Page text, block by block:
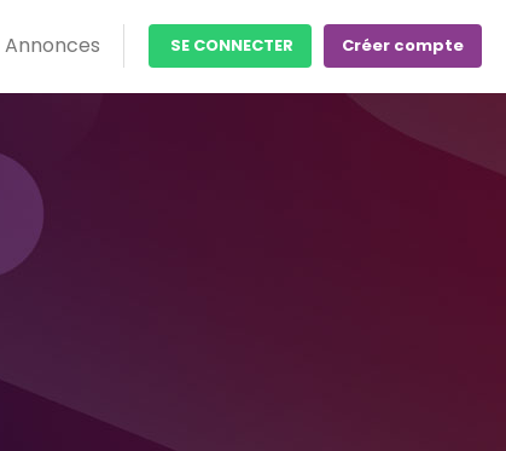
Annonces SE CONNECTER Créer compte